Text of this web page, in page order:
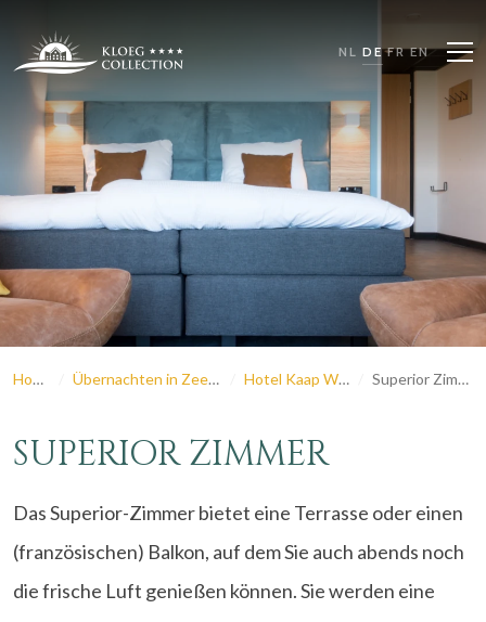
NL DE FR EN
Home Übernachten in Zeeland Hotel Kaap West Superior Zimmer
SUPERIOR ZIMMER
Das Superior-Zimmer bietet eine Terrasse oder einen
(französischen) Balkon, auf dem Sie auch abends noch
die frische Luft genießen können. Sie werden eine